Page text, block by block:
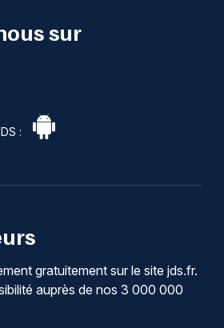
sur
:
gratuitement sur le site jds.fr.
auprès de nos 3 000 000